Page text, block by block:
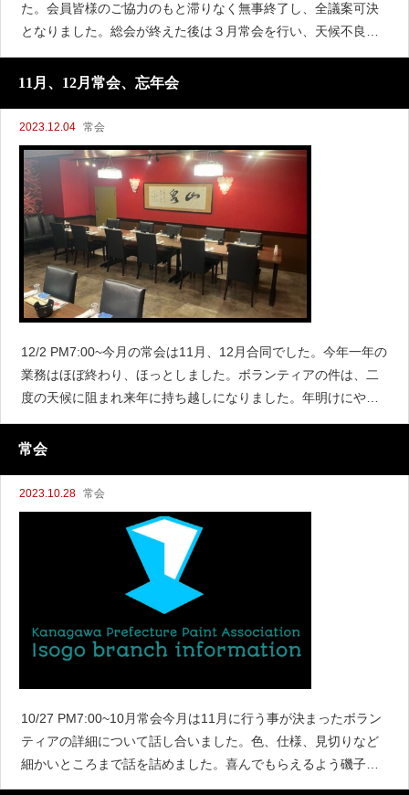
た。会員皆様のご協力のもと滞りなく無事終了し、全議案可決
となりました。総会が終えた後は３月常会を行い、天候不良で
中止になっていたボランティアの件、人手不足による組合間の
連携強化を主に話し合いました。常会
11月、12月常会、忘年会
2023.12.04 常会
12/2 PM7:00~今月の常会は11月、12月合同でした。今年一年の
業務はほぼ終わり、ほっとしました。ボランティアの件は、二
度の天候に阻まれ来年に持ち越しになりました。年明けにやる
予定なので新年一発目で顔合わせ＆塗装をできるので皆さんや
る気満々です。
常会
2023.10.28 常会
10/27 PM7:00~10月常会今月は11月に行う事が決まったボラン
ティアの詳細について話し合いました。色、仕様、見切りなど
細かいところまで話を詰めました。喜んでもらえるよう磯子支
部一致団結して頑張りましょう。その他は県協会の理事会の詳